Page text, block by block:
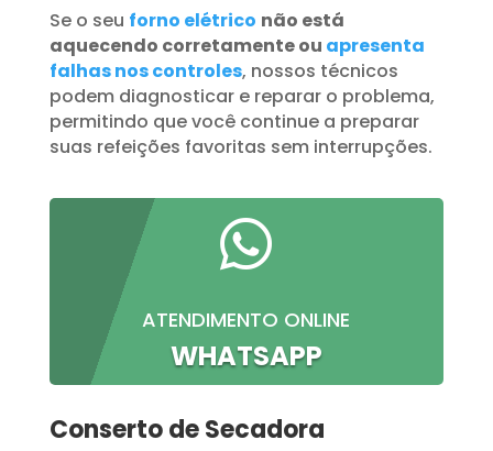
Se o seu forno elétrico não está
aquecendo corretamente ou apresenta
falhas nos controles, nossos técnicos
podem diagnosticar e reparar o problema,
permitindo que você continue a preparar
suas refeições favoritas sem interrupções.

ATENDIMENTO ONLINE
WHATSAPP
Conserto de Secadora